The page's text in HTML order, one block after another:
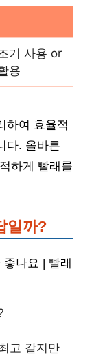
기 사용 or
용
하여 효율적
다. 올바른
하게 빨래를
일까?
나요 | 빨래
고 같지만